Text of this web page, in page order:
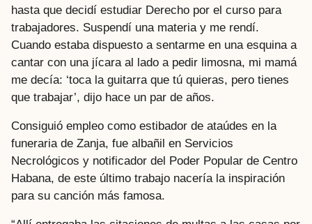
hasta que decidí estudiar Derecho por el curso para
trabajadores. Suspendí una materia y me rendí.
Cuando estaba dispuesto a sentarme en una esquina a
cantar con una jícara al lado a pedir limosna, mi mamá
me decía: ‘toca la guitarra que tú quieras, pero tienes
que trabajar’, dijo hace un par de años.
Consiguió empleo como estibador de ataúdes en la
funeraria de Zanja, fue albañil en Servicios
Necrológicos y notificador del Poder Popular de Centro
Habana, de este último trabajo nacería la inspiración
para su canción más famosa.